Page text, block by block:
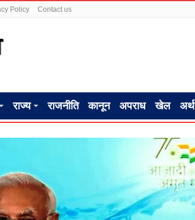
Policy Contact us
राज्य राजनीति कानून अपराध खेल अर्थ